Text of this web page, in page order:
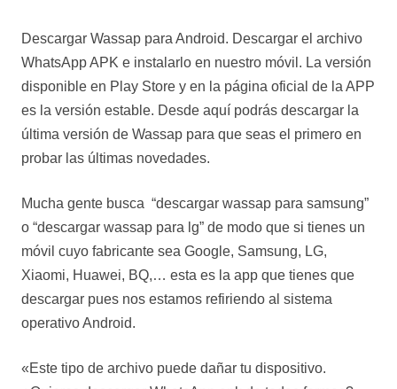
Descargar Wassap para Android. Descargar el archivo
WhatsApp APK e instalarlo en nuestro móvil. La versión
disponible en Play Store y en la página oficial de la APP
es la versión estable. Desde aquí podrás descargar la
última versión de Wassap para que seas el primero en
probar las últimas novedades.
Mucha gente busca “descargar wassap para samsung”
o “descargar wassap para lg” de modo que si tienes un
móvil cuyo fabricante sea Google, Samsung, LG,
Xiaomi, Huawei, BQ,… esta es la app que tienes que
descargar pues nos estamos refiriendo al sistema
operativo Android.
«Este tipo de archivo puede dañar tu dispositivo.